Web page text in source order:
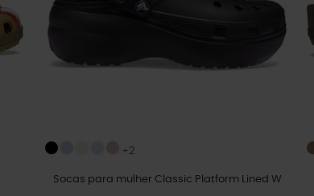
+2
Socas para mulher Classic Platform Lined W